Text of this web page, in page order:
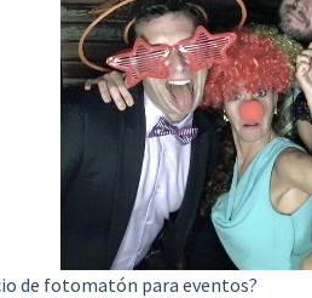
de fotomatón para eventos?